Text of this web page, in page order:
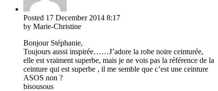
Posted 17 December 2014 8:17
by Marie-Christine
Bonjour Stéphanie,
Toujours aussi inspirée……J’adore la robe noire ceinturée,
elle est vraiment superbe, mais je ne vois pas la référence de la
ceinture qui est superbe , il me semble que c’est une ceinture
ASOS non ?
bisousous